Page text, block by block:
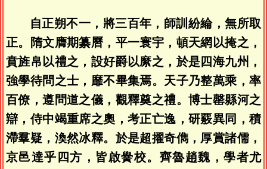
自正朔不一，將三百年，師訓紛綸，無所取
正。隋文膺期纂曆，平一寰宇，頓天網以掩之，
賁旌帛以禮之，設好爵以縻之，於是四海九州，
強學待問之士，靡不畢集焉。天子乃整萬乘，率
百僚，遵問道之儀，觀釋奠之禮。博士罄縣河之
辯，侍中竭重席之奧，考正亡逸，研覈異同，積
滯羣疑，渙然冰釋。於是超擢奇儁，厚賞諸儒，
京邑達乎四方，皆啟黌校。齊魯趙魏，學者尤